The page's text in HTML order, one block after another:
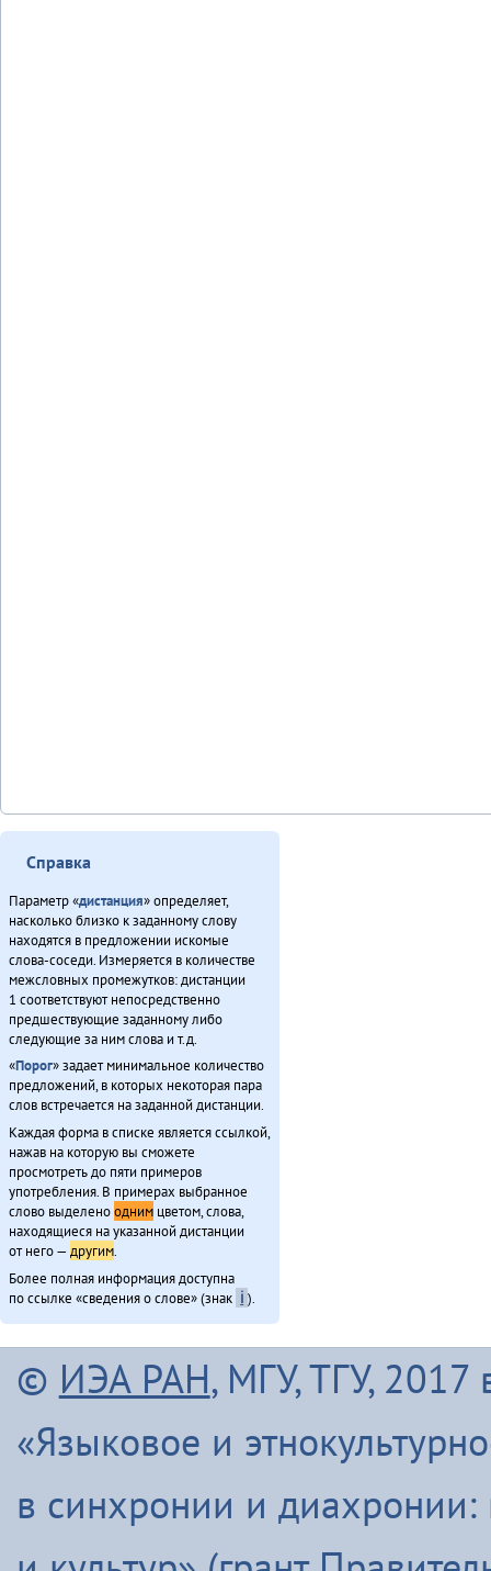
Справка
Параметр «дистанция» определяет,
насколько близко к заданному слову
находятся в предложении искомые
слова-соседи. Измеряется в количестве
межсловных промежутков: дистанции
1 соответствуют непосредственно
предшествующие заданному либо
следующие за ним слова и т.д.
«Порог» задает минимальное количество
предложений, в которых некоторая пара
слов встречается на заданной дистанции.
Каждая форма в списке является ссылкой,
нажав на которую вы сможете
просмотреть до пяти примеров
употребления. В примерах выбранное
слово выделеноодним цветом, слова,
находящиеся на указанной дистанции
от него —другим.
Более полная информация доступна
по ссылке «сведения о слове» (знак ℹ ).
© ИЭА РАН, МГУ, ТГУ, 2017
«Языковое и
в синхронии и диахронии: